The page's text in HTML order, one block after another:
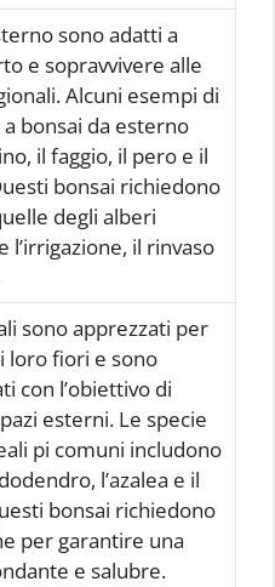
sono adatti a
e sopravvivere alle
Alcuni esempi di
bonsai da esterno
il faggio, il pero e il
bonsai richiedono
degli alberi
l’irrigazione, il rinvaso
sono apprezzati per
loro fiori e sono
con l’obiettivo di
esterni. Le specie
pi comuni includono
l’azalea e il
bonsai richiedono
per garantire una
e salubre.